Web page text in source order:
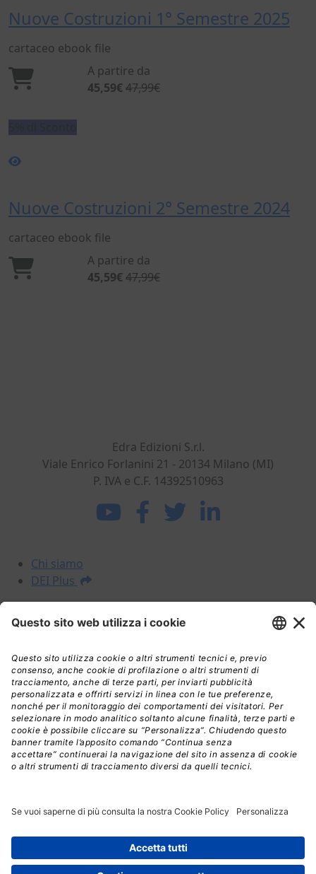
Nuove Costruzioni 1° Semestre 2025
cartaceo ebook file
A partire da
45,59€ 47,99€
Nuove Costruzioni 2° Semestre 2024
cartaceo ebook file
A partire da
45,59€ 47,99€
Edra Edizioni S.r.l.
Viale Enrico Forlanini 21 - 20134 Milano (MI)
P. IVA e C.F. 14392510963
Chi siamo
DEI Plus
I NOSTRI PRODOTTI
Prezzari
DEI Plus Premium
INFORMAZIONI LEGALI
Informativa Privacy
Termini e condizioni
Nota legale
Licenza d'uso
Spedizioni Assistenza
© Copyright 2026, Edra Edizioni S.r.l. - Diritti riservati |
All rights reserved